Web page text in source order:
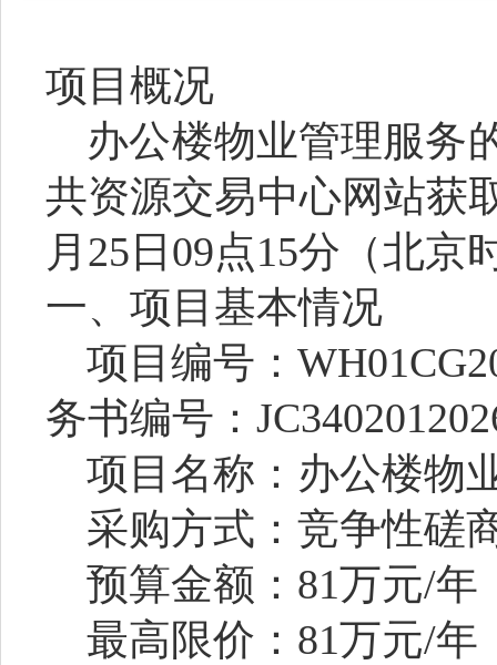
项目概况
办公楼物业管理服务
共资源交易中心网站获
月 25 日 09点15分（北京
一、项目基本情况
项目编号：
务书编号：
项目名称：办公楼物
采购方式：竞争性磋
预算金额： 81万元/年
最高限价： 81万元/年